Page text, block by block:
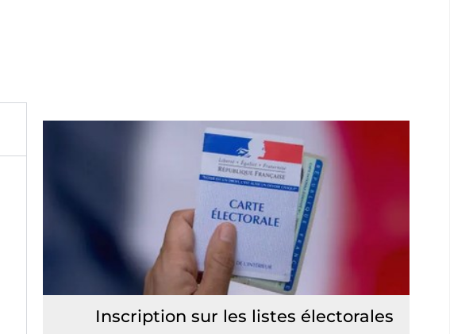
Inscription sur les listes électorales